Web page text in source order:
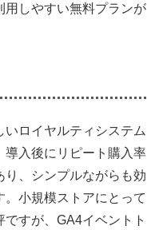
用しやすい無料プランが
ロイヤルティシステム
導入後にリピート購入率
り、シンプルながらも効
小規模ストアにとって
すが、GA4イベントト